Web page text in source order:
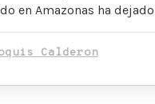
en Amazonas ha dejado
Calderon